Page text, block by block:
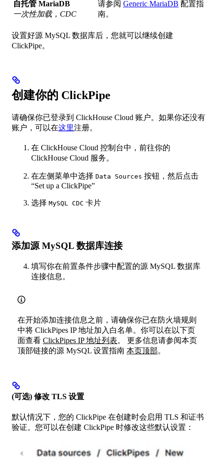
自托管 MariaDB
一次性加载，CDC
请参阅 Generic MariaDB 配置指
南。
设置好源 MySQL 数据库后，您就可以继续创建
ClickPipe。
创建你的 ClickPipe
请确保你已登录到 ClickHouse Cloud 账户。如果你还没有
账户，可以在这里注册。
在 ClickHouse Cloud 控制台中，前往你的
ClickHouse Cloud 服务。
在左侧菜单中选择 Data Sources 按钮，然后点击
“Set up a ClickPipe”
选择 MySQL CDC 卡片
添加源 MySQL 数据库连接
填写你在前置条件步骤中配置的源 MySQL 数据库
连接信息。
在开始添加连接信息之前，请确保你已在防火墙规则
中将 ClickPipes IP 地址加入白名单。你可以在以下页
面查看 ClickPipes IP 地址列表。 更多信息请参阅本页
顶部链接的源 MySQL 设置指南 本页顶部。
(可选) 修改 TLS 设置
默认情况下，您的 ClickPipe 在创建时会启用 TLS 和证书
验证。您可以在创建 ClickPipe 时修改这些默认设置：